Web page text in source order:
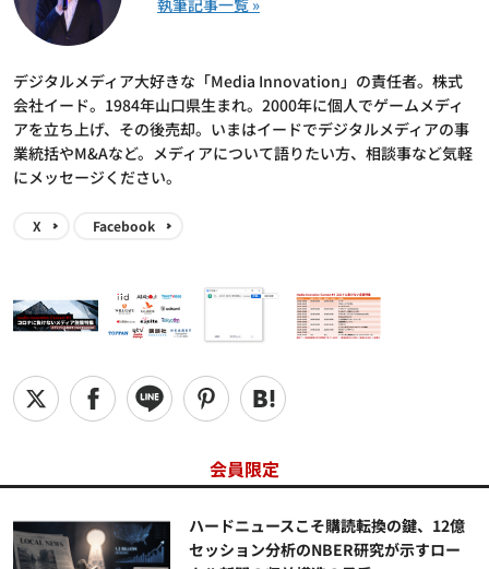
デジタルメディア大好きな「Media Innovation」の責任者。株式
会社イード。1984年山口県生まれ。2000年に個人でゲームメディ
アを立ち上げ、その後売却。いまはイードでデジタルメディアの事
業統括やM&Aなど。メディアについて語りたい方、相談事など気軽
にメッセージください。
X Facebook
会員限定
ハードニュースこそ購読転換の鍵、12億
セッション分析のNBER研究が示すロー